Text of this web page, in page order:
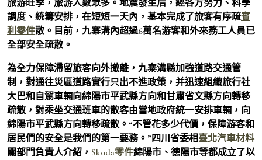
旅游旺季，旅游人數眾多。地震發生后，經各方努力、科學
調度、統籌安排，在短短一天內，基本完成了旅客有序疏賓
利零件散。目前，九寨溝內超過6萬名游客和外來務工人員已
全部安全疏散。
為全力保障滯留旅客向外撤離，九寨溝縣加強道路交通管
制，對通往災區道路實行只出不進政策，并迅速組織旅行社
大巴和自駕車輛向綿陽市平武縣方向和甘肅省文縣方向轉移
疏散，對乘坐交通班車的散客由當地政府統一安排車輛，向
綿陽市平武縣方向轉移疏散。“不管花多少代價，保障游客和
居民們的安全是我們的第一要務。”四川省委相臺北汽車材料
關部門負責人介紹， Skoda零件綿陽市、德陽市等都成立了以